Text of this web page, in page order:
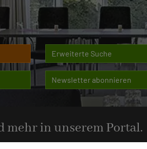
Erweiterte Suche
Newsletter abonnieren
mehr in unserem Portal.